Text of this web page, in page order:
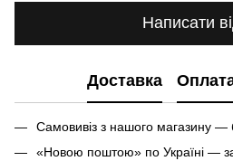
Написати
Доставка
Самовивіз з нашого магазину —
«Новою поштою» по Україні —